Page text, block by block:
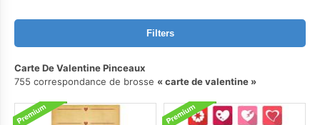
Filters
Carte De Valentine Pinceaux
755 correspondance de brosse
carte de valentine